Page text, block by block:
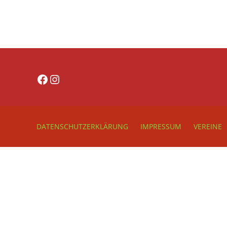
Facebook
Instagram
DATENSCHUTZERKLÄRUNG IMPRESSUM VEREINE